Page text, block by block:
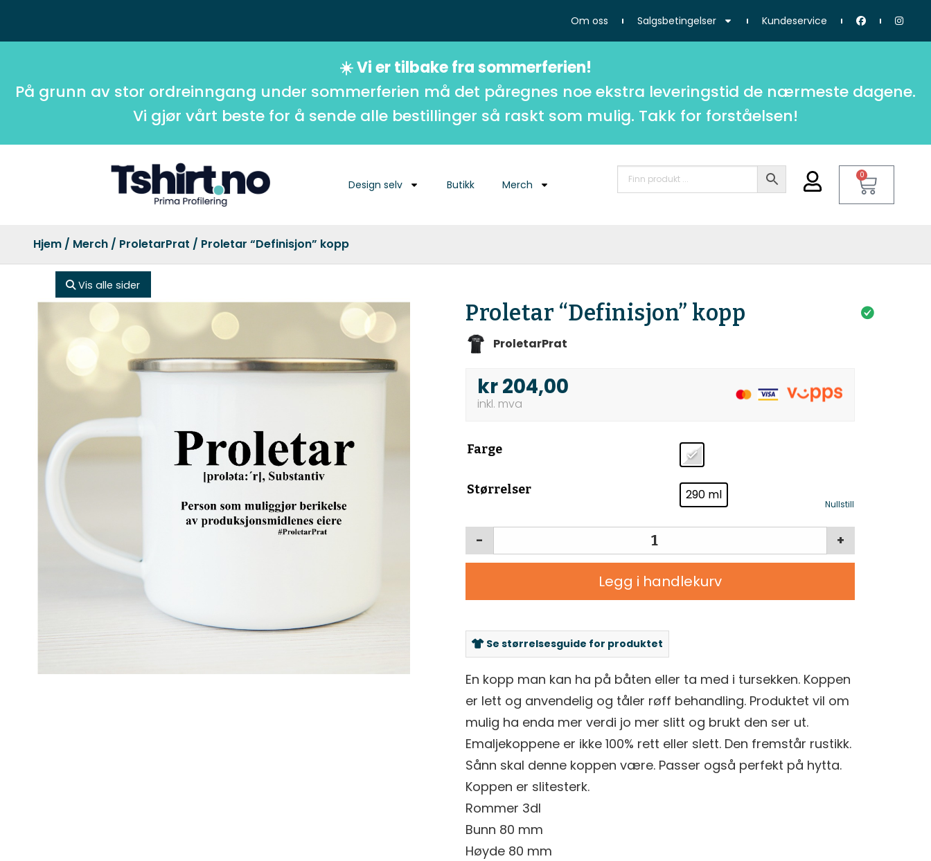
Om oss Salgsbetingelser Kundeservice
☀️ Vi er tilbake fra sommerferien!
På grunn av stor ordreinngang under sommerferien må det påregnes noe ekstra leveringstid de nærmeste dagene.
Vi gjør vårt beste for å sende alle bestillinger så raskt som mulig. Takk for forståelsen!
Design selv Butikk Merch
0
Hjem / Merch / ProletarPrat / Proletar “Definisjon” kopp
Vis alle sider
Proletar “Definisjon” kopp
ProletarPrat
kr204,00
Farge
Størrelser 290 ml
Nullstill
+
-
Legg i handlekurv
Se størrelsesguide for produktet
En kopp man kan ha på båten eller ta med i tursekken. Koppen
er lett og anvendelig og tåler røff behandling. Produktet vil om
mulig ha enda mer verdi jo mer slitt og brukt den ser ut.
Emaljekoppene er ikke 100% rett eller slett. Den fremstår rustikk.
Sånn skal denne koppen være. Passer også perfekt på hytta.
Koppen er slitesterk.
Rommer 3dl
Bunn 80 mm
Høyde 80 mm